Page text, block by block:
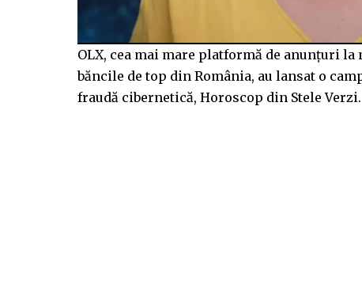
OLX, cea mai mare platformă de anunțuri
băncile de top din România, au lansat o
fraudă cibernetică, Horoscop din Stele Verzi.